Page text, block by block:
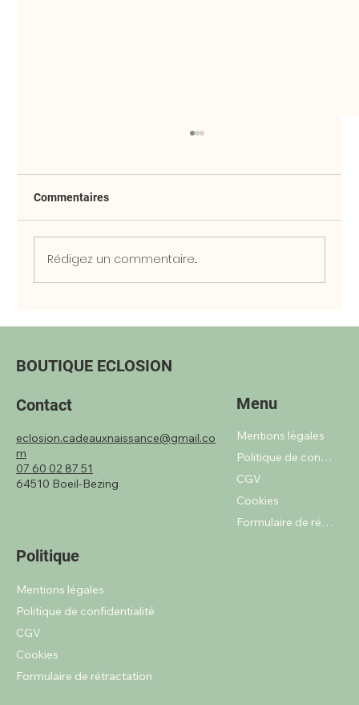
Commentaires
Rédigez un commentaire...
BOUTIQUE ECLOSION
Contact
eclosion.cadeauxnaissance@gmail.co
m
07 60 02 87 51
64510 Boeil-Bezing
Menu
Mentions légales
Politique de confidentialité
CGV
Cookies
Formulaire de rétractation
Politique
Mentions légales
Politique de confidentialité
CGV
Cookies
Formulaire de rétractation